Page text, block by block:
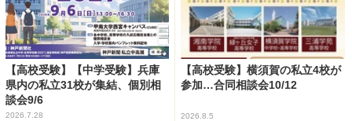
【高校受験】【中学受験】兵庫
県内の私立31校が集結、個別相
談会9/6
2026.7.28
【高校受験】横須賀の私立4校が
参加…合同相談会10/12
2026.8.5